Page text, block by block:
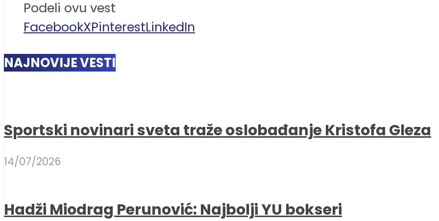
Podeli ovu vest
FacebookXPinterestLinkedIn
NAJNOVIJE VESTI
Sportski novinari sveta traže oslobađanje Kristofa Gleza
14/07/2026
Hadži Miodrag Perunović: Najbolji YU bokseri